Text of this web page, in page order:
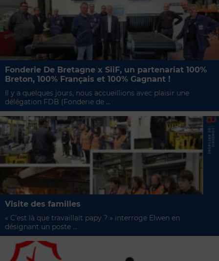
Fonderie De Bretagne x SiiF, un partenariat 100%
Breton, 100% Français et 100% Gagnant !
Il y a quelques jours, nous accueillions avec plaisir une
délégation FDB (Fonderie de ...
Visite des familles
« C’est là que travaillait papy ? » interroge Elwen en
désignant un poste ...